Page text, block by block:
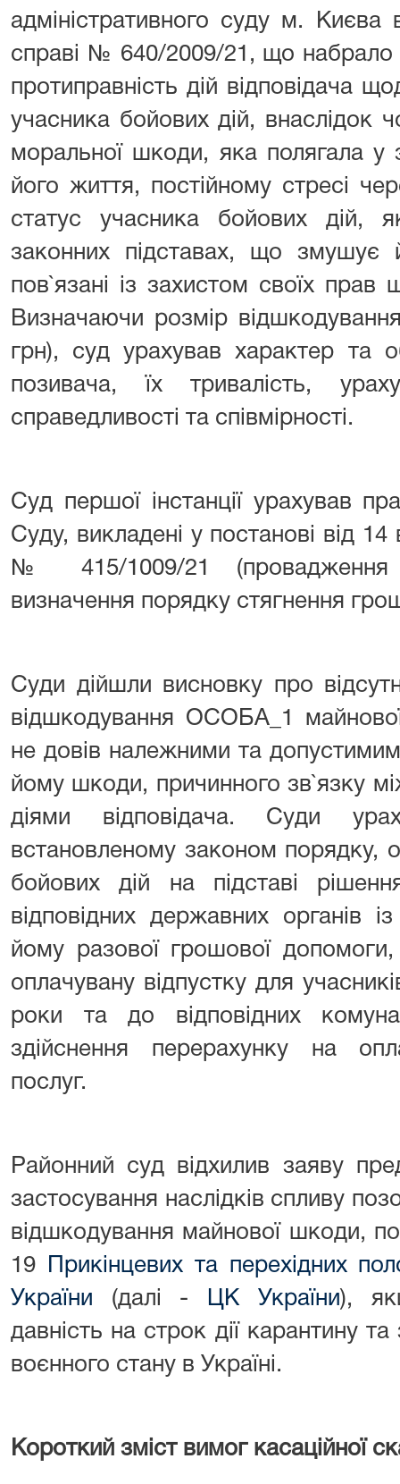
адміністративного суду м.
справі № 640/2009/21, що набрало
протиправність дій відповідача
учасника бойових дій, внаслідок
моральної шкоди, яка полягала у
його життя, постійному стресі
статус учасника бойових дій,
законних підставах, що змушує
пов`язані із захистом своїх
Визначаючи розмір
грн), суд урахував характер та
позивача, їх тривалість,
справедливості та співмірності.
Суд першої інстанції урахував
Суду, викладені у постанові від
№ 415/1009/21
визначення порядку стягнення
Суди дійшли висновку про
відшкодування ОСОБА_1
не довів належними та
йому шкоди, причинного зв`язку
діями відповідача. Суди
встановленому законом порядку,
бойових дій на підставі
відповідних державних органів
йому разової грошової
оплачувану відпустку для
роки та до відповідних
здійснення перерахунку на
послуг.
Районний суд відхилив заяву
застосування наслідків спливу
відшкодування майнової шкоди,
19
Прикінцевих та перехідних
України (далі - ЦК України),
давність на строк дії карантину та
воєнного стану в Україні.
Короткий зміст вимог касаційної